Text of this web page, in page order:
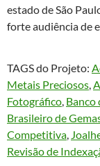
estado de São
forte audiência de
TAGS do Projeto:
Metais Preciosos
Fotográfico Banco
Brasileiro de
Competitiva
Revisão de